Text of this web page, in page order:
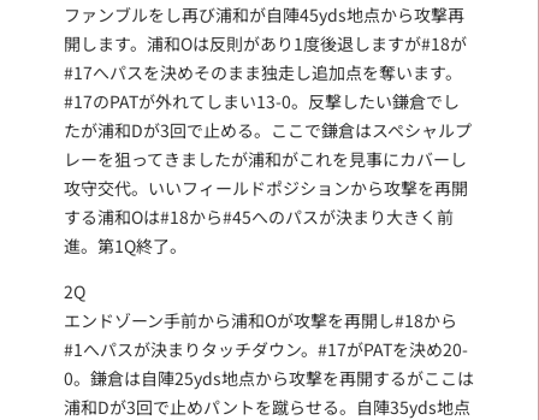
ファンブルをし再び浦和が自陣45yds地点から攻撃再
開します。浦和Oは反則があり1度後退しますが#18が
#17へパスを決めそのまま独走し追加点を奪います。
#17のPATが外れてしまい13-0。反撃したい鎌倉でし
たが浦和Dが3回で止める。ここで鎌倉はスペシャルプ
レーを狙ってきましたが浦和がこれを見事にカバーし
攻守交代。いいフィールドポジションから攻撃を再開
する浦和Oは#18から#45へのパスが決まり大きく前
進。第1Q終了。
2Q
エンドゾーン手前から浦和Oが攻撃を再開し#18から
#1へパスが決まりタッチダウン。#17がPATを決め20-
0。鎌倉は自陣25yds地点から攻撃を再開するがここは
浦和Dが3回で止めパントを蹴らせる。自陣35yds地点